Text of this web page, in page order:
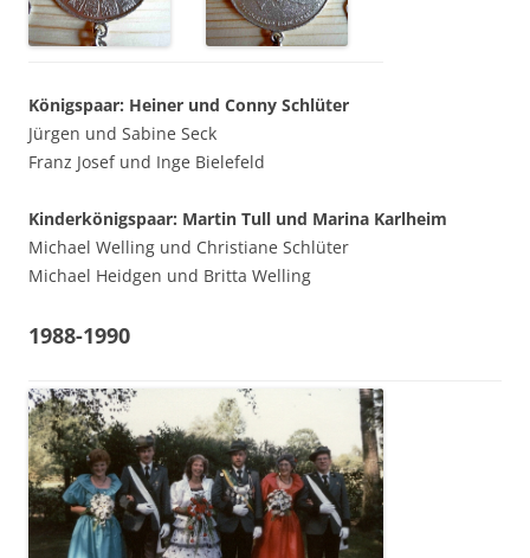
Königspaar: Heiner und Conny Schlüter
Jürgen und Sabine Seck
Franz Josef und Inge Bielefeld
Kinderkönigspaar: Martin Tull und Marina Karlheim
Michael Welling und Christiane Schlüter
Michael Heidgen und Britta Welling
1988-1990